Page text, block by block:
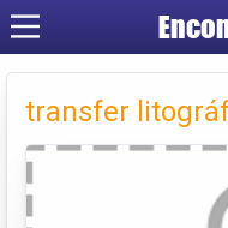
transfer